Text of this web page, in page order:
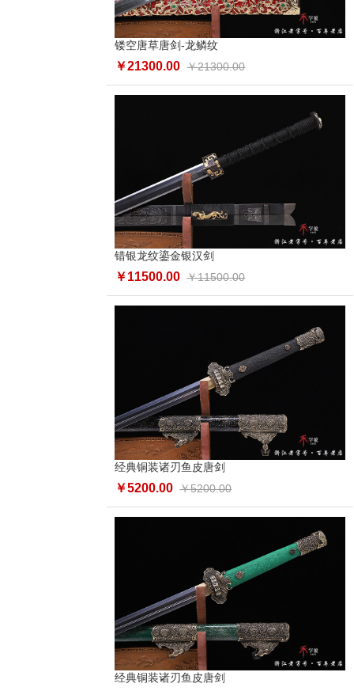
镂空唐草唐剑-龙鳞纹
￥21300.00 ￥21300.00
错银龙纹鎏金银汉剑
￥11500.00 ￥11500.00
经典铜装诸刃鱼皮唐剑
￥5200.00 ￥5200.00
经典铜装诸刃鱼皮唐剑